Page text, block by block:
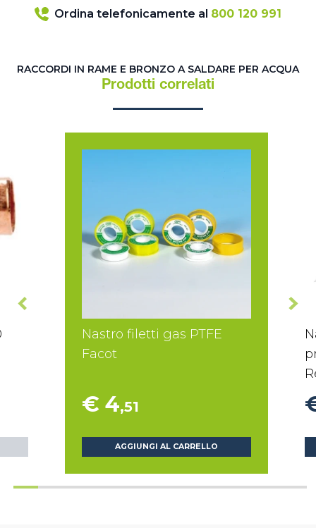
Ordina telefonicamente al 800 120 991
RACCORDI IN RAME E BRONZO A SALDARE PER ACQUA
Prodotti correlati
Nastro filetti gas PTFE
Facot
€ 4,51
AGGIUNGI AL CARRELLO